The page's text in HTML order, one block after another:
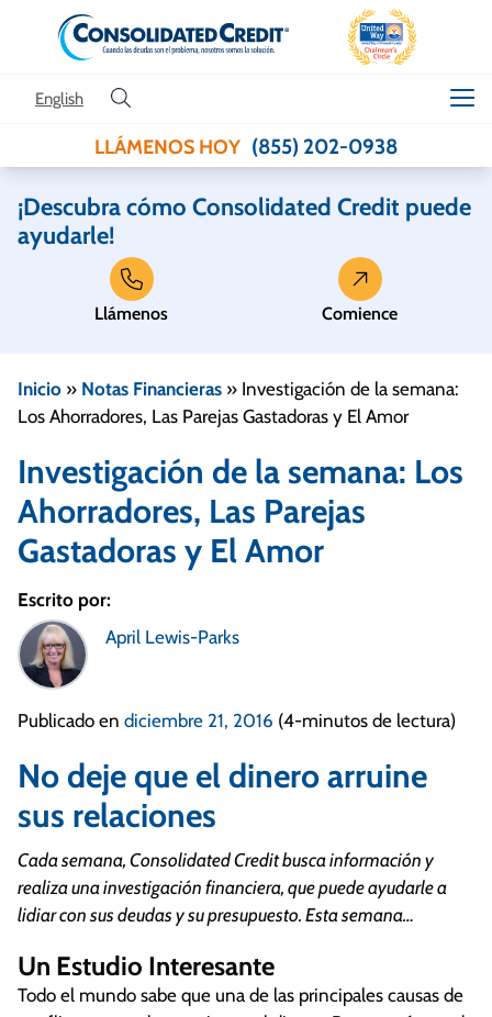
Skip to content
English
LLÁMENOS HOY (855) 202-0938
¡Descubra cómo Consolidated Credit puede
ayudarle!
Llámenos Comience
Inicio » Notas Financieras » Investigación de la semana:
Los Ahorradores, Las Parejas Gastadoras y El Amor
Investigación de la semana: Los
Ahorradores, Las Parejas
Gastadoras y El Amor
Escrito por:
April Lewis-Parks
Publicado en diciembre 21, 2016 (4-minutos de lectura)
No deje que el dinero arruine
sus relaciones
Cada semana, Consolidated Credit busca información y
realiza una investigación financiera, que puede ayudarle a
lidiar con sus deudas y su presupuesto. Esta semana…
Un Estudio Interesante
Todo el mundo sabe que una de las principales causas de